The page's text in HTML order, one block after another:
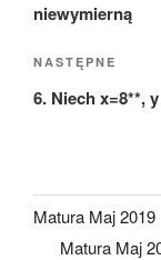
niewymierną
Następny
wpis
NASTĘPNE
6. Niech x=8**,
Matura Maj 2019
Matura Maj